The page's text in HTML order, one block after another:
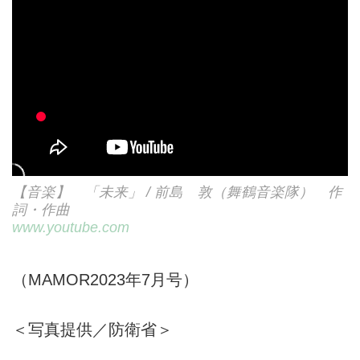
【音楽】 「未来」 / 前島 敦（舞鶴音楽隊） 作
詞・作曲
www.youtube.com
（MAMOR2023年7月号）
＜写真提供／防衛省＞